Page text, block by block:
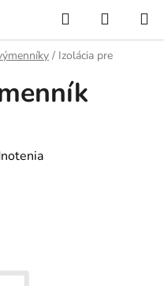
Hľadať
KOŠÍK
/ Izolácia pre